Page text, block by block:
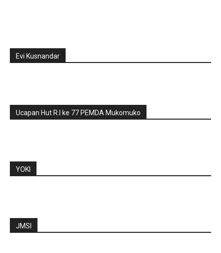
Evi Kusnandar
Ucapan Hut R.I ke 77 PEMDA Mukomuko
YOKI
JMSI